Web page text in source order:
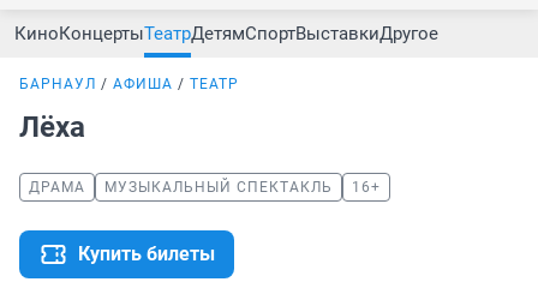
КиноКонцертыТеатрДетямСпортВыставкиДругое
БАРНАУЛ АФИША ТЕАТР
Лёха
ДРАМА МУЗЫКАЛЬНЫЙ СПЕКТАКЛЬ 16+
Купить билеты